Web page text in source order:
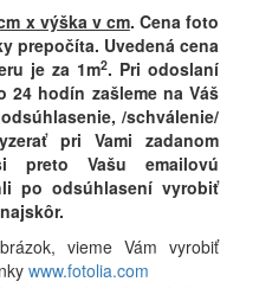
x výška v cm. Cena foto
prepočíta. Uvedená cena
je za 1m2. Pri odoslaní
24 hodín zašleme na Váš
/schválenie/
pri Vami zadanom
preto Vašu emailovú
po odsúhlasení vyrobiť
vieme Vám vyrobiť
www.fotolia.com